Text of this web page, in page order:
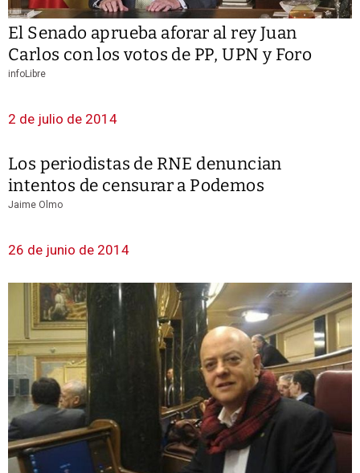
El Senado aprueba aforar al rey Juan
Carlos con los votos de PP, UPN y Foro
infoLibre
2 de julio de 2014
Los periodistas de RNE denuncian
intentos de censurar a Podemos
Jaime Olmo
26 de junio de 2014